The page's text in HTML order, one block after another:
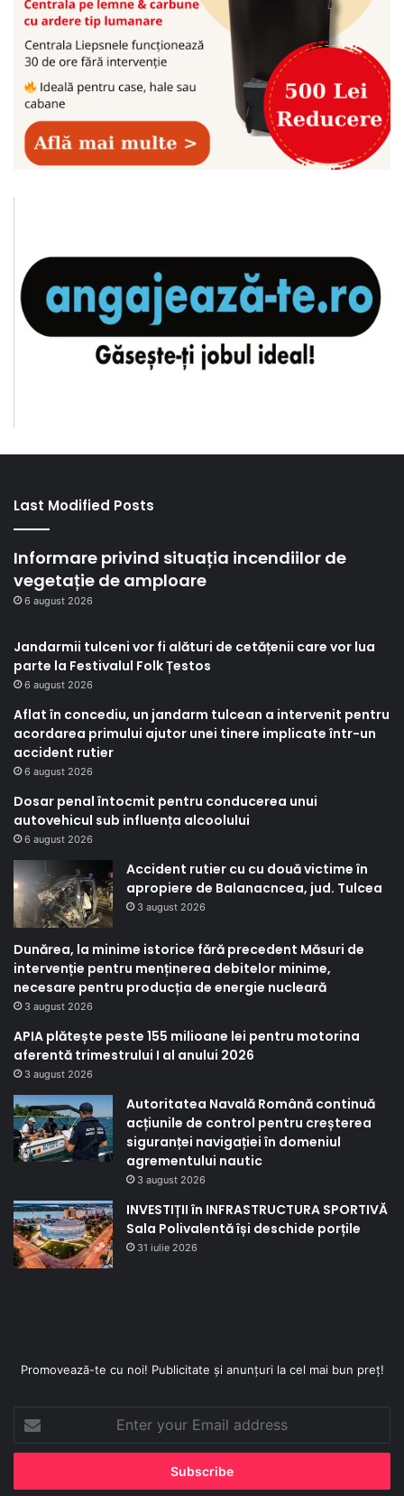
Last Modified Posts
Informare privind situația incendiilor de
vegetație de amploare
6 august 2026
Jandarmii tulceni vor fi alături de cetățenii care vor lua
parte la Festivalul Folk Țestos
6 august 2026
Aflat în concediu, un jandarm tulcean a intervenit pentru
acordarea primului ajutor unei tinere implicate într-un
accident rutier
6 august 2026
Dosar penal întocmit pentru conducerea unui
autovehicul sub influența alcoolului
6 august 2026
Accident rutier cu cu două victime în
apropiere de Balanacncea, jud. Tulcea
3 august 2026
Dunărea, la minime istorice fără precedent Măsuri de
intervenție pentru menținerea debitelor minime,
necesare pentru producția de energie nucleară
3 august 2026
APIA plătește peste 155 milioane lei pentru motorina
aferentă trimestrului I al anului 2026
3 august 2026
Autoritatea Navală Română continuă
acțiunile de control pentru creșterea
siguranței navigației în domeniul
agrementului nautic
3 august 2026
INVESTIȚII în INFRASTRUCTURA SPORTIVĂ
Sala Polivalentă își deschide porțile
31 iulie 2026
Promovează-te cu noi! Publicitate și anunțuri la cel mai bun preț!
Enter
your
Email